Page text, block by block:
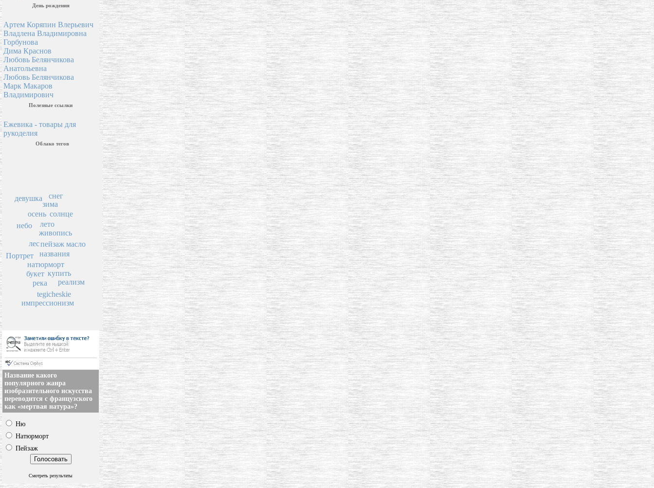
День рождения
Артем Коряпин Влерьевич
Владлена Владимировна
Горбунова
Дима Краснов
Любовь Белянчикова
Анатольевна
Любовь Белянчикова
Марк Макаров
Владимирович
Полезные ссылки
Ежевика - товары для
рукоделия
Облако тегов
пейзаж
названия
живопись
лето
натюрморт
купить
солнце
лес
зима
осень
букет
масло
река
снег
tegicheskie
реализм
небо
импрессионизм
Портрет
девушка
Название какого
популярного жанра
изобразительного искусства
переводится с французского
как «мертвая натура»?
Ню
Натюрморт
Пейзаж
Смотреть результаты